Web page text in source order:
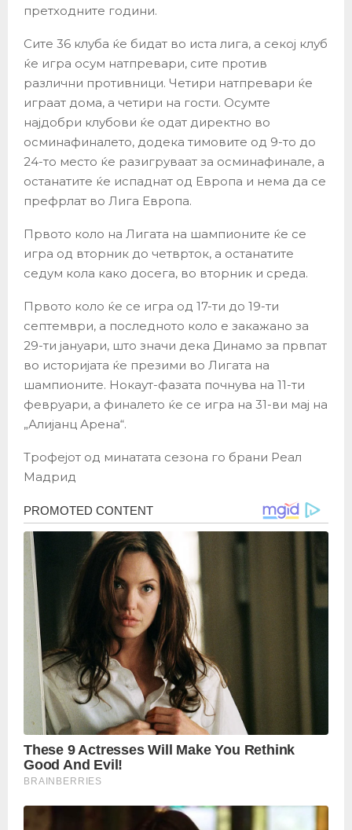
претходните години.
Сите 36 клуба ќе бидат во иста лига, а секој клуб
ќе игра осум натпревари, сите против
различни противници. Четири натпревари ќе
играат дома, а четири на гости. Осумте
најдобри клубови ќе одат директно во
осминафиналето, додека тимовите од 9-то до
24-то место ќе разигруваат за осминафинале, а
останатите ќе испаднат од Европа и нема да се
префрлат во Лига Европа.
Првото коло на Лигата на шампионите ќе се
игра од вторник до четврток, а останатите
седум кола како досега, во вторник и среда.
Првото коло ќе се игра од 17-ти до 19-ти
септември, а последното коло е закажано за
29-ти јануари, што значи дека Динамо за првпат
во историјата ќе презими во Лигата на
шампионите. Нокаут-фазата почнува на 11-ти
февруари, а финалето ќе се игра на 31-ви мај на
„Алијанц Арена“.
Трофејот од минатата сезона го брани Реал
Мадрид